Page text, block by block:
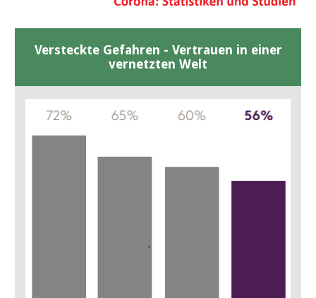
Versteckte Gefahren - Vertrauen in einer
vernetzten Welt